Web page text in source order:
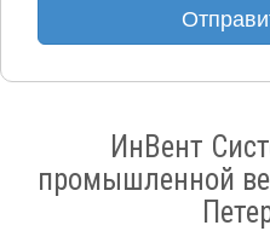
ИнВент
промышленной